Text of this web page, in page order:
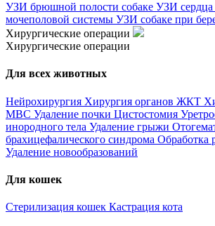
УЗИ брюшной полости собаке УЗИ сердца
мочеполовой системы УЗИ собаке при
Хирургические операции
Хирургические операции
Для всех животных
Нейрохирургия Хирургия органов ЖКТ
МВС Удаление почки Цистостомия
инородного тела Удаление грыжи
брахицефалического синдрома Обработка
Удаление новообразований
Для кошек
Стерилизация кошек Кастрация кота